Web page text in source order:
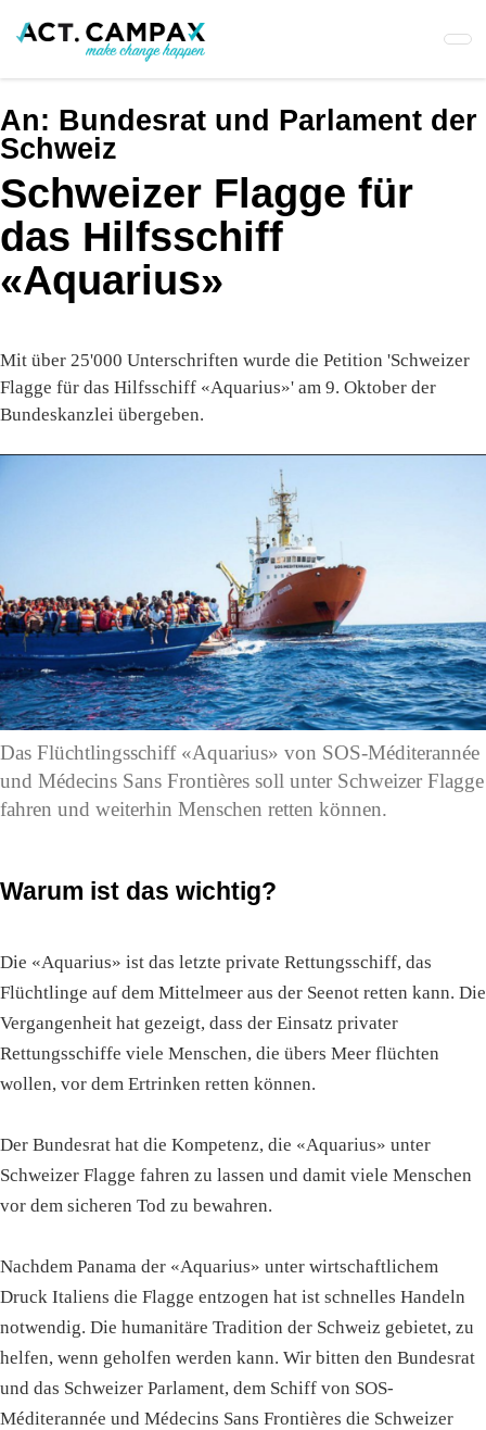
An: Bundesrat und Parlament der
Schweiz
Schweizer Flagge für
das Hilfsschiff
«Aquarius»
Mit über 25'000 Unterschriften wurde die Petition 'Schweizer
Flagge für das Hilfsschiff «Aquarius»' am 9. Oktober der
Bundeskanzlei übergeben.
Das Flüchtlingsschiff «Aquarius» von SOS-Méditerannée
und Médecins Sans Frontières soll unter Schweizer Flagge
fahren und weiterhin Menschen retten können.
Warum ist das wichtig?
Die «Aquarius» ist das letzte private Rettungsschiff, das
Flüchtlinge auf dem Mittelmeer aus der Seenot retten kann. Die
Vergangenheit hat gezeigt, dass der Einsatz privater
Rettungsschiffe viele Menschen, die übers Meer flüchten
wollen, vor dem Ertrinken retten können.
Der Bundesrat hat die Kompetenz, die «Aquarius» unter
Schweizer Flagge fahren zu lassen und damit viele Menschen
vor dem sicheren Tod zu bewahren.
Nachdem Panama der «Aquarius» unter wirtschaftlichem
Druck Italiens die Flagge entzogen hat ist schnelles Handeln
notwendig. Die humanitäre Tradition der Schweiz gebietet, zu
helfen, wenn geholfen werden kann. Wir bitten den Bundesrat
und das Schweizer Parlament, dem Schiff von SOS-
Méditerannée und Médecins Sans Frontières die Schweizer